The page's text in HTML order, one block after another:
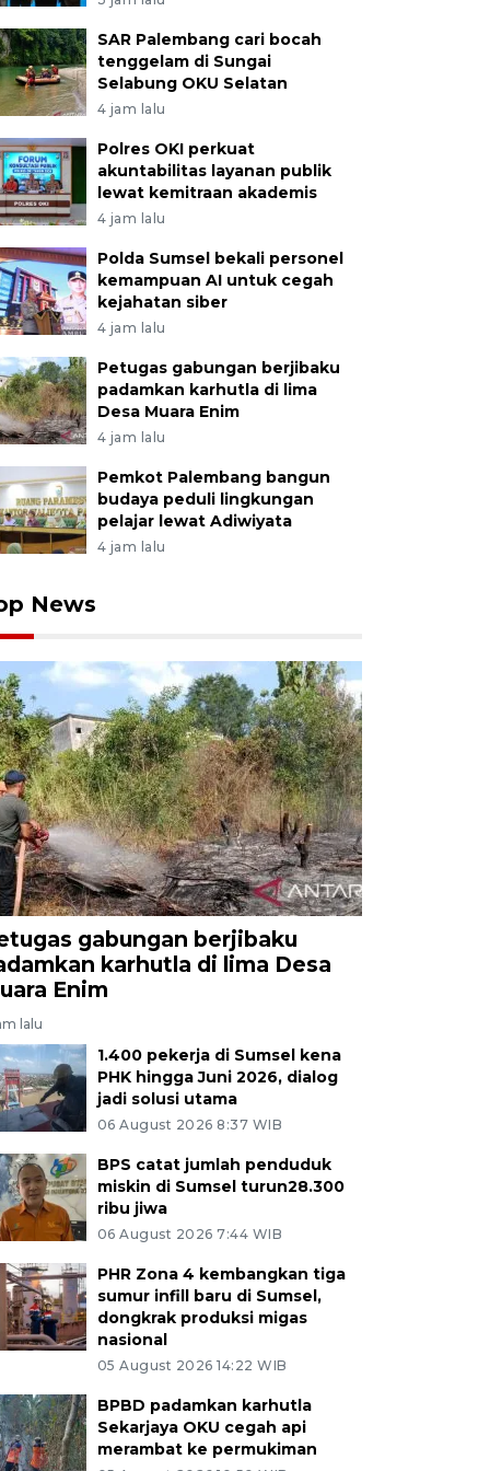
SAR Palembang cari bocah
tenggelam di Sungai
Selabung OKU Selatan
4 jam lalu
Polres OKI perkuat
akuntabilitas layanan publik
lewat kemitraan akademis
4 jam lalu
Polda Sumsel bekali personel
kemampuan AI untuk cegah
kejahatan siber
4 jam lalu
Petugas gabungan berjibaku
padamkan karhutla di lima
Desa Muara Enim
4 jam lalu
Pemkot Palembang bangun
budaya peduli lingkungan
pelajar lewat Adiwiyata
4 jam lalu
News
gabungan berjibaku
karhutla di lima Desa
Enim
lalu
1.400 pekerja di Sumsel kena
PHK hingga Juni 2026, dialog
jadi solusi utama
06 August 2026 8:37 WIB
BPS catat jumlah penduduk
miskin di Sumsel turun28.300
ribu jiwa
06 August 2026 7:44 WIB
PHR Zona 4 kembangkan tiga
sumur infill baru di Sumsel,
dongkrak produksi migas
nasional
05 August 2026 14:22 WIB
BPBD padamkan karhutla
Sekarjaya OKU cegah api
merambat ke permukiman